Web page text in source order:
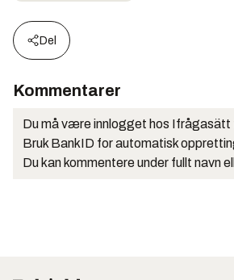
Del
Kommentarer
Du må være innlogget hos Ifrågasätt
Bruk BankID for automatisk
Du kan kommentere under fullt navn